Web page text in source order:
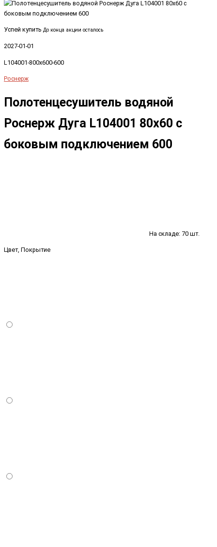
Успей купить До конца акции осталось
2027-01-01
L104001-800x600-600
Роснерж
Полотенцесушитель водяной
Роснерж Дуга L104001 80x60 с
боковым подключением 600
На складе: 70 шт.
Цвет, Покрытие